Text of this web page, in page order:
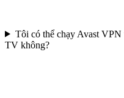
Tôi có thể chạy Avast
TV không?